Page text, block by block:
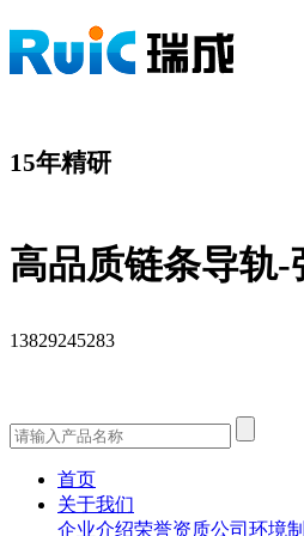
15年精研
高品质链条导轨
13829245283
首页
关于我们
企业介绍荣誉资质公司环境